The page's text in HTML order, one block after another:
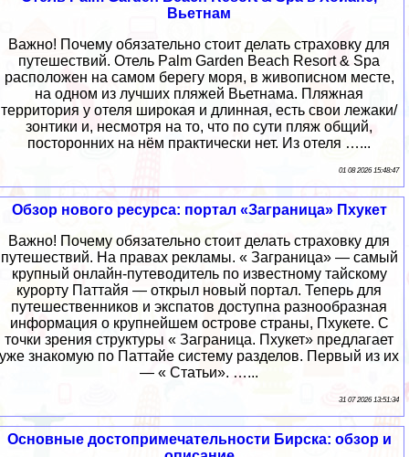
Вьетнам
Важно! Почему обязательно стоит делать страховку для
путешествий. Отель Palm Garden Beach Resort & Spa
расположен на самом берегу моря, в живописном месте,
на одном из лучших пляжей Вьетнама. Пляжная
территория у отеля широкая и длинная, есть свои лежаки/
зонтики и, несмотря на то, что по сути пляж общий,
посторонних на нём практически нет. Из отеля …...
01 08 2026 15:48:47
Обзор нового ресурса: портал «Заграница» Пхукет
Важно! Почему обязательно стоит делать страховку для
путешествий. На правах рекламы. « Заграница» — самый
крупный онлайн-путеводитель по известному тайскому
курорту Паттайя — открыл новый портал. Теперь для
путешественников и экспатов доступна разнообразная
информация о крупнейшем острове страны, Пхукете. С
точки зрения структуры « Заграница. Пхукет» предлагает
уже знакомую по Паттайе систему разделов. Первый из их
— « Статьи». …...
31 07 2026 13:51:34
Основные достопримечательности Бирска: обзор и